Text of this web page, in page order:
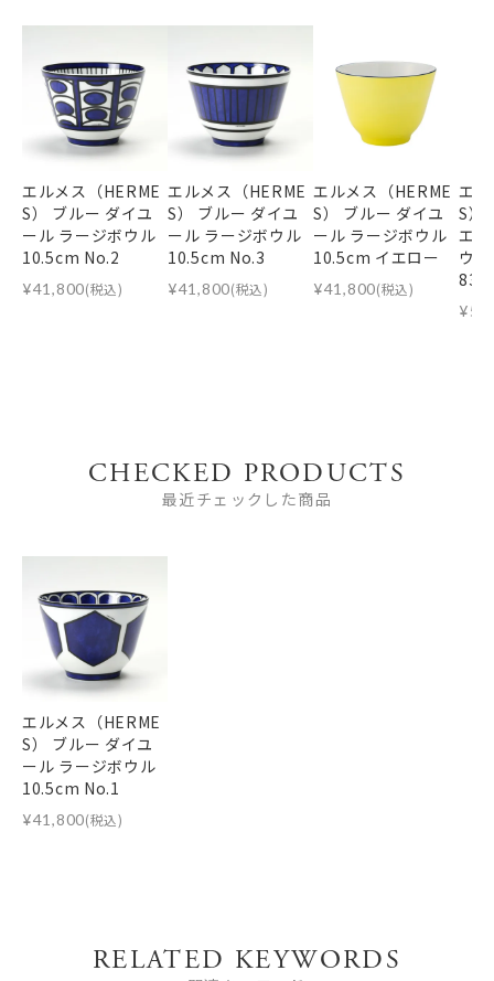
エルメス（HERME
S） ブルー ダイユ
ール ラージボウル
10.5cm No.2
¥41,800(税込)
エルメス（HERME
S） ブルー ダイユ
ール ラージボウル
10.5cm No.3
¥41,800(税込)
エルメス（HERME
S） ブルー ダイユ
ール ラージボウル
10.5cm イエロー
¥41,800(税込)
エ
S）
エ
ウ
83P
¥
CHECKED PRODUCTS
最近チェックした商品
エルメス（HERME
S） ブルー ダイユ
ール ラージボウル
10.5cm No.1
¥41,800(税込)
RELATED KEYWORDS